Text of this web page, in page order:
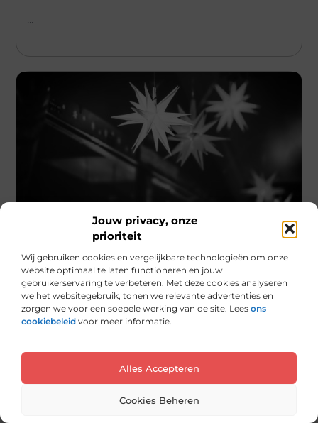
Jouw privacy, onze
prioriteit
Wij gebruiken cookies en vergelijkbare technologieën om onze
website optimaal te laten functioneren en jouw
gebruikerservaring te verbeteren. Met deze cookies analyseren
we het websitegebruik, tonen we relevante advertenties en
zorgen we voor een soepele werking van de site. Lees ons
cookiebeleid voor meer informatie.
Alles Accepteren
Cookies Beheren
...
Duik in het Verleden op de Rommelmarkt
Enschede
De Rommelmarkt Enschede is dé plek voor
liefhebbers van vintage en antiek. Als een van
de grootste en meest gerenommeerde
...